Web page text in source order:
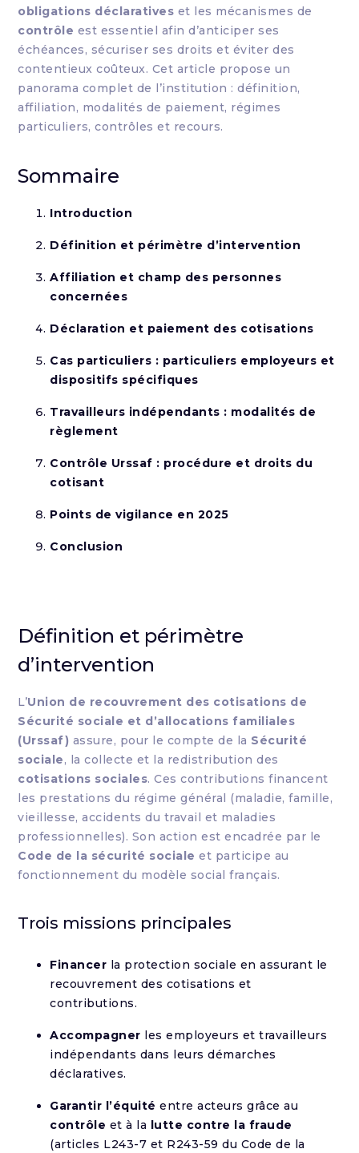
obligations déclaratives et les mécanismes de
contrôle est essentiel afin d’anticiper ses
échéances, sécuriser ses droits et éviter des
contentieux coûteux. Cet article propose un
panorama complet de l’institution : définition,
affiliation, modalités de paiement, régimes
particuliers, contrôles et recours.
Sommaire
Introduction
Définition et périmètre d’intervention
Affiliation et champ des personnes
concernées
Déclaration et paiement des cotisations
Cas particuliers : particuliers employeurs et
dispositifs spécifiques
Travailleurs indépendants : modalités de
règlement
Contrôle Urssaf : procédure et droits du
cotisant
Points de vigilance en 2025
Conclusion
Définition et périmètre
d’intervention
L’Union de recouvrement des cotisations de
Sécurité sociale et d’allocations familiales
(Urssaf) assure, pour le compte de la Sécurité
sociale, la collecte et la redistribution des
cotisations sociales. Ces contributions financent
les prestations du régime général (maladie, famille,
vieillesse, accidents du travail et maladies
professionnelles). Son action est encadrée par le
Code de la sécurité sociale et participe au
fonctionnement du modèle social français.
Trois missions principales
Financer la protection sociale en assurant le
recouvrement des cotisations et
contributions.
Accompagner les employeurs et travailleurs
indépendants dans leurs démarches
déclaratives.
Garantir l’équité entre acteurs grâce au
contrôle et à la lutte contre la fraude
(articles L243-7 et R243-59 du Code de la